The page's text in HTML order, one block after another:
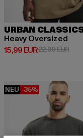
URBAN
Heavy Oversized
15,99 EUR
Derzeitiger Preis: 15,99
22,99 EUR
NEU -35%